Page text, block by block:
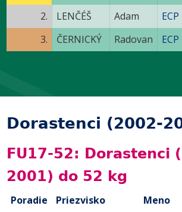
2.
LENČÉŠ Adam ECP
3.
ČERNICKÝ Radovan ECP
Dorastenci (2002-
FU17-52: Dorastenci
2001) do 52 kg
Poradie Priezvisko Meno